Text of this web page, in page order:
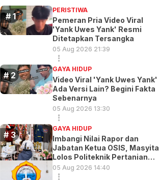
PERISTIWA
Pemeran Pria Video Viral
'Yank Uwes Yank' Resmi
Ditetapkan Tersangka
05 Aug 2026 21:39
GAYA HIDUP
Video Viral 'Yank Uwes Yank'
Ada Versi Lain? Begini Fakta
Sebenarnya
05 Aug 2026 13:30
GAYA HIDUP
Imbangi Nilai Rapor dan
Jabatan Ketua OSIS, Masyita
Lolos Politeknik Pertanian
Gowa
05 Aug 2026 14:40